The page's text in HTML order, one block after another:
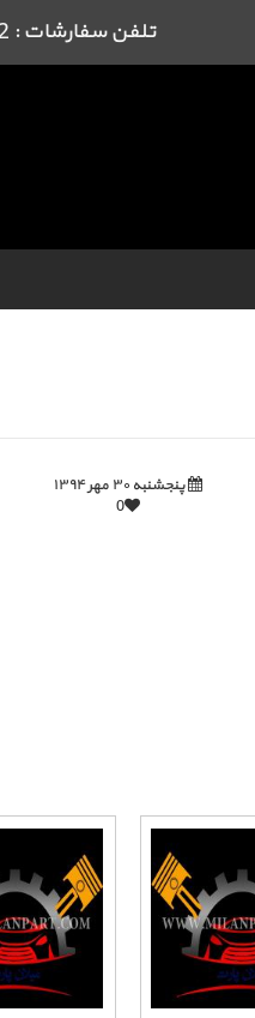
تلفن سفارشات : 09384443462 09122443462
پنجشنبه ۳۰ مهر ۱۳۹۴
0